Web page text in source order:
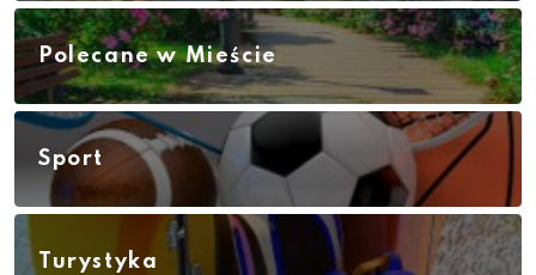
Polecane w Mieście
Sport
Turystyka